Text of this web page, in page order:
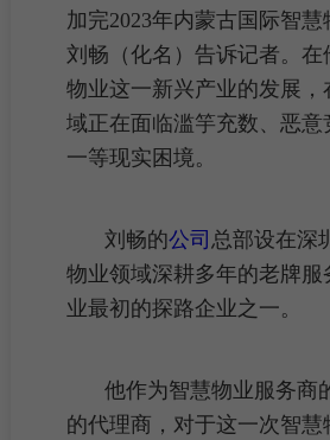
加完2023年内蒙古国际智
刘畅（化名）告诉记者。在
物业这一新兴产业的发展，
域正在面临滥竽充数、恶意
一等现实困境。
刘畅的公司 总部设在深
物业领域深耕多年的老牌服
业最初的探路企业之一。
他作为智慧物业服务商
的代理商，对于这一次智慧